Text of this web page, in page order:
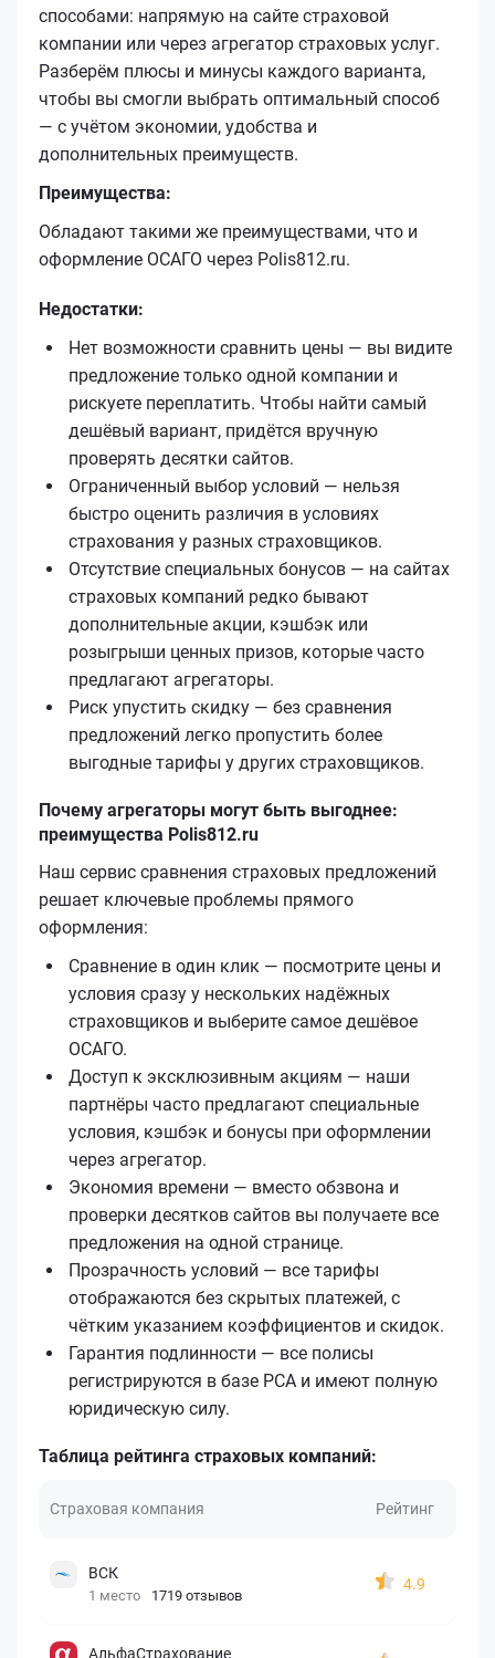
способами: напрямую на сайте страховой
компании или через агрегатор страховых услуг.
Разберём плюсы и минусы каждого варианта,
чтобы вы смогли выбрать оптимальный способ
— с учётом экономии, удобства и
дополнительных преимуществ.
Преимущества:
Обладают такими же преимуществами, что и
оформление ОСАГО через Polis812.ru.
Недостатки:
Нет возможности сравнить цены — вы видите
предложение только одной компании и
рискуете переплатить. Чтобы найти самый
дешёвый вариант, придётся вручную
проверять десятки сайтов.
Ограниченный выбор условий — нельзя
быстро оценить различия в условиях
страхования у разных страховщиков.
Отсутствие специальных бонусов — на сайтах
страховых компаний редко бывают
дополнительные акции, кэшбэк или
розыгрыши ценных призов, которые часто
предлагают агрегаторы.
Риск упустить скидку — без сравнения
предложений легко пропустить более
выгодные тарифы у других страховщиков.
Почему агрегаторы могут быть выгоднее:
преимущества Polis812.ru
Наш сервис сравнения страховых предложений
решает ключевые проблемы прямого
оформления:
Сравнение в один клик — посмотрите цены и
условия сразу у нескольких надёжных
страховщиков и выберите самое дешёвое
ОСАГО.
Доступ к эксклюзивным акциям — наши
партнёры часто предлагают специальные
условия, кэшбэк и бонусы при оформлении
через агрегатор.
Экономия времени — вместо обзвона и
проверки десятков сайтов вы получаете все
предложения на одной странице.
Прозрачность условий — все тарифы
отображаются без скрытых платежей, с
чётким указанием коэффициентов и скидок.
Гарантия подлинности — все полисы
регистрируются в базе РСА и имеют полную
юридическую силу.
Таблица рейтинга страховых компаний:
Страховая компания Рейтинг
ВСК
1 место 1719 отзывов
4.9
АльфаСтрахование